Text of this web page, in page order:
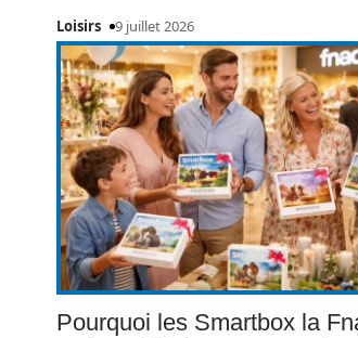
Loisirs 9 juillet 2026
Pourquoi les Smartbox la